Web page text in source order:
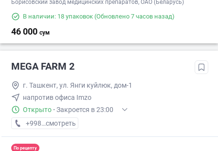
Борисовский завод медицинских препаратов, ОАО (Беларусь)
В наличии: 18 упаковок (Обновлено 7 часов назад)
46 000 сум
MEGA FARM 2
г. Ташкент, ул. Янги куйлюк, дом-1
напротив офиса Imzo
Открыто · Закроется в 23:00
+998 (71) XXX-XX-XX
смотреть
По рецепту